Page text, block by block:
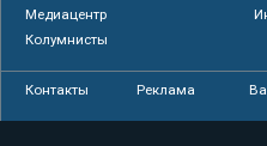
Медиацентр
Колумнисты
Контакты Реклама